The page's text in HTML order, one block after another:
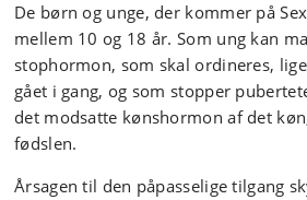
De børn og unge, der kommer på
mellem 10 og 18 år. Som ung kan
stophormon, som skal ordineres,
gået i gang, og som stopper
det modsatte kønshormon af det
fødslen.
Årsagen til den påpasselige tilgang